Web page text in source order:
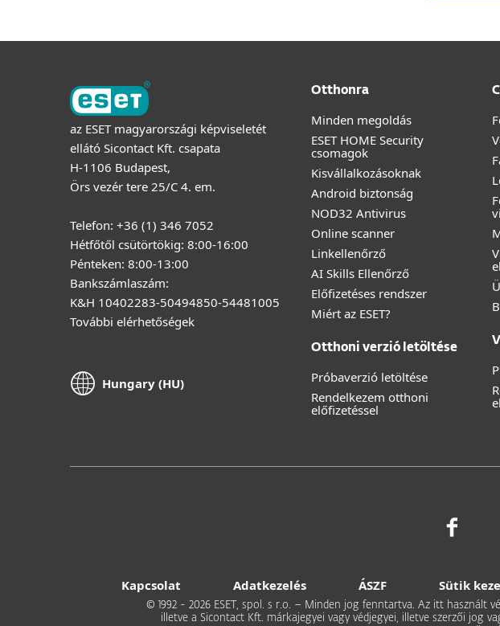
az ESET magyarországi képviseletét
ellátó Sicontact Kft. csapata
H-1106 Budapest,
Örs vezér tere 25/C 4. em.
Telefon: +36 (1) 346 7052
Hétfőtől csütörtökig: 8:00-16:00
Pénteken: 8:00-13:00
Bankszámlaszám:
K&H 10402283-50494850-54481005
További elérhetőségek
Hungary (HU)
Otthonra
Minden megoldás
ESET HOME Security
csomagok
Kisvállalkozásoknak
Android biztonság
NOD32 Antivirus
Online scanner
Linkellenőrző
AI Skills Ellenőrző
Előfizetéses rendszer
Miért az ESET?
Otthoni verzió letöltése
Próbaverzió letöltése
Rendelkezem otthoni
előfizetéssel
Kapcsolat Adatkezelés ÁSZF Sütik
© 1992 - 2026 ESET, spol. s r.o. – Minden jog fenntartva. Az itt használt
illetve a Sicontact Kft. márkajegyei vagy védjegyei, illetve szerzői jog